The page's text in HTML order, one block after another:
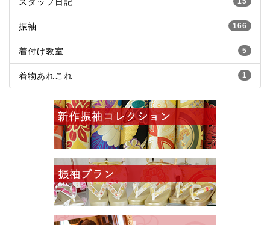
スタッフ日記
166
振袖
5
着付け教室
1
着物あれこれ